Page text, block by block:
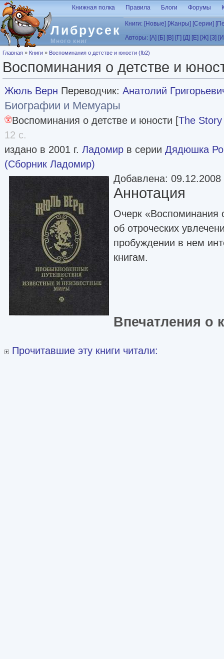
Перейти к основному содержанию
Либрусек
Много книг
Книжная полка Правила Блоги Форумы
Книги: [Новые] [Жанры] [Серии]
Авторы: [А] [Б] [В] [Г] [Д] [Е] [Ж] [З]
Вы здесь
Главная » Книги » Воспоминания о детстве и юности (fb2)
Воспоминания о детстве и
Жюль Верн Переводчик: Анатолий
Биографии и Мемуары
Воспоминания о детстве и юности [The
12 с.
издано в 2001 г. Ладомир в серии Дядюшка
(Сборник Ладомир)
Добавлена: 09.12.2008
Аннотация
Очерк «Воспоминания
об отроческих
пробуждении в нем
книгам.
Впечатления о
Прочитавшие эту книги читали: